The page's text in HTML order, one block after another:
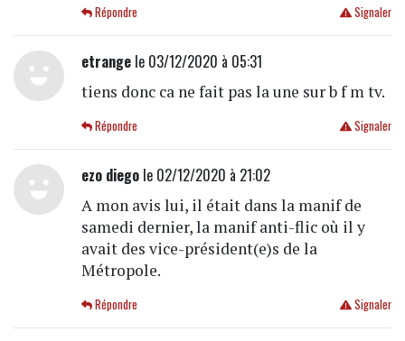
Signaler
Répondre
etrangele 03/12/2020 à 05:31
tiens donc ca ne fait pas la une sur b f m tv.
Signaler
Répondre
ezo diegole 02/12/2020 à 21:02
A mon avis lui, il était dans la manif de
samedi dernier, la manif anti-flic où il y
avait des vice-président(e)s de la
Métropole.
Signaler
Répondre